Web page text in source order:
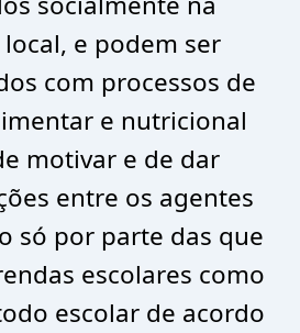
e podem ser
com processos de
e nutricional
motivar e de dar
entre os agentes
só por parte das que
escolares como
escolar de acordo